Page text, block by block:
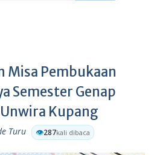
Misa Pembukaan
Semester Genap
Kupang
Turu 👁️287kali dibaca